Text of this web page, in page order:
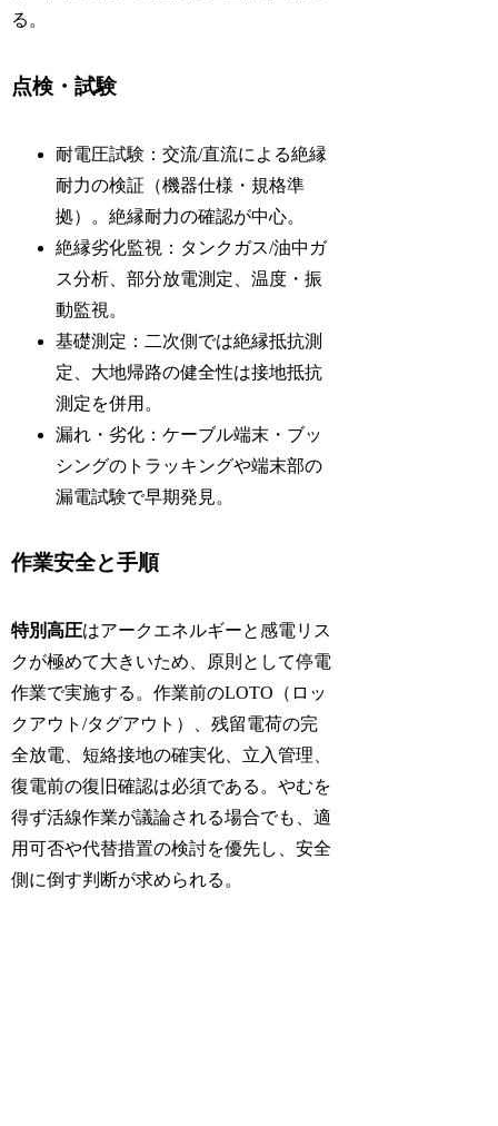
る。
点検・試験
耐電圧試験：交流/直流による絶縁
耐力の検証（機器仕様・規格準
拠）。絶縁耐力の確認が中心。
絶縁劣化監視：タンクガス/油中ガ
ス分析、部分放電測定、温度・振
動監視。
基礎測定：二次側では絶縁抵抗測
定、大地帰路の健全性は接地抵抗
測定を併用。
漏れ・劣化：ケーブル端末・ブッ
シングのトラッキングや端末部の
漏電試験で早期発見。
作業安全と手順
特別高圧はアークエネルギーと感電リス
クが極めて大きいため、原則として停電
作業で実施する。作業前のLOTO（ロッ
クアウト/タグアウト）、残留電荷の完
全放電、短絡接地の確実化、立入管理、
復電前の復旧確認は必須である。やむを
得ず活線作業が議論される場合でも、適
用可否や代替措置の検討を優先し、安全
側に倒す判断が求められる。